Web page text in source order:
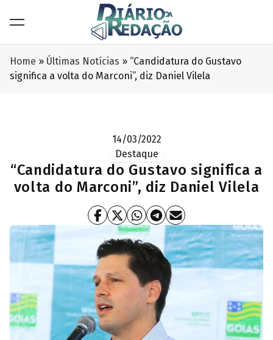
Home » Últimas Notícias » “Candidatura do Gustavo
significa a volta do Marconi”, diz Daniel Vilela
14/03/2022
Destaque
“Candidatura do Gustavo significa a
volta do Marconi”, diz Daniel Vilela